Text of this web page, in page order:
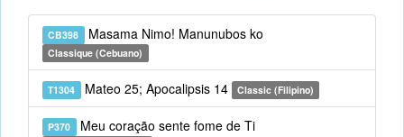
CB398 Masama Nimo! Manunubos ko
Classique (Cebuano)
T1304 Mateo 25; Apocalipsis 14 Classic (Filipino)
P370 Meu coração sente fome de Ti